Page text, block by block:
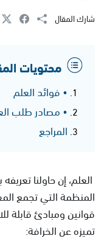
شارك المقال
محتويات
• فوائد العلم
• مصادر طلب
المراجع
العلم، إن حاولنا
المنظمة التي تجمع
قوانين ومبادئ قابلة
تميزه عن الخرافة: